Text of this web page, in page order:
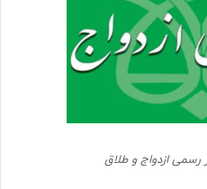
رسمی ازدواج و طلاق